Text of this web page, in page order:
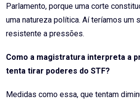
Parlamento, porque uma corte
uma natureza política. Aí teríamos um
resistente a pressões.
Como a magistratura interpreta a
tenta tirar poderes do STF?
Medidas como essa, que tentam